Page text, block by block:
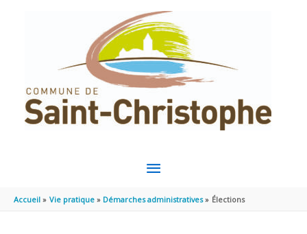
MENU
PRINCIPAL
Accueil Vie pratique Démarches administratives Élections